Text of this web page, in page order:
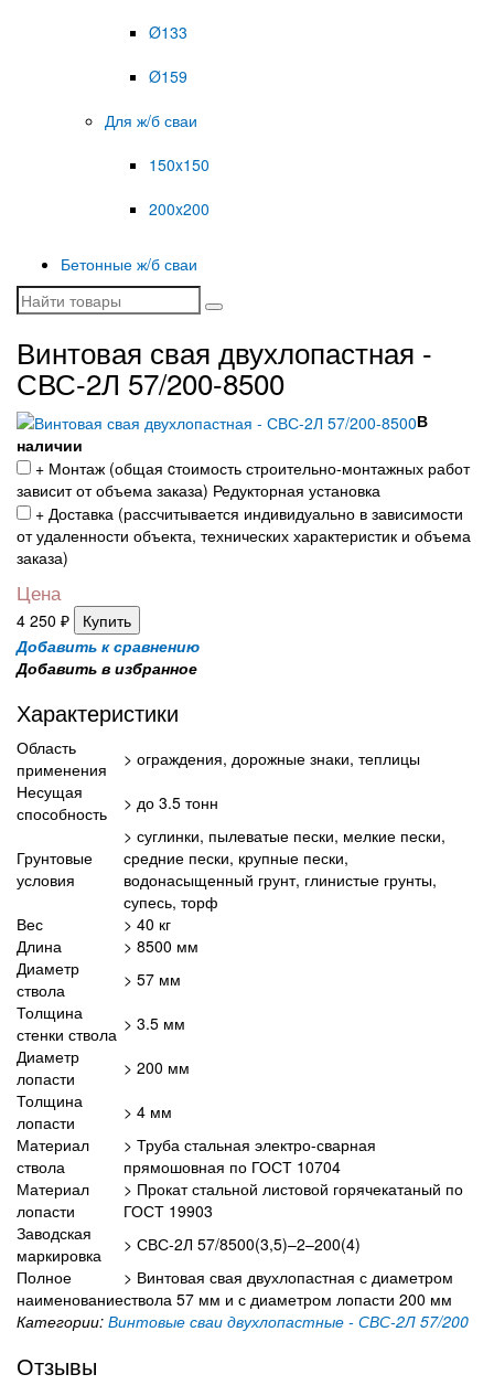
Ø133
Ø159
Для ж/б сваи
150x150
200x200
Бетонные ж/б сваи
Винтовая свая двухлопастная -
СВС-2Л 57/200-8500
В
наличии
+ Монтаж (общая cтоимость строительно-монтажных работ
зависит от объема заказа) Редукторная установка
+ Доставка (рассчитывается индивидуально в зависимости
от удаленности объекта, технических характеристик и объема
заказа)
Цена
4 250 ₽
Купить
Добавить к сравнению
Добавить в избранное
Характеристики
Область
применения
> ограждения, дорожные знаки, теплицы
Несущая
способность
> до 3.5 тонн
Грунтовые
условия
> суглинки, пылеватые пески, мелкие пески,
средние пески, крупные пески,
водонасыщенный грунт, глинистые грунты,
супесь, торф
Вес
> 40 кг
Длина
> 8500 мм
Диаметр
ствола
> 57 мм
Толщина
стенки ствола > 3.5 мм
Диаметр
лопасти
> 200 мм
Толщина
лопасти
> 4 мм
Материал
ствола
> Труба стальная электро-сварная
прямошовная по ГОСТ 10704
Материал
лопасти
> Прокат стальной листовой горячекатаный по
ГОСТ 19903
Заводская
маркировка
> СВС-2Л 57/8500(3,5)–2–200(4)
Полное
наименование
> Винтовая свая двухлопастная с диаметром
ствола 57 мм и с диаметром лопасти 200 мм
Категории: Винтовые сваи двухлопастные - СВС-2Л 57/200
Отзывы